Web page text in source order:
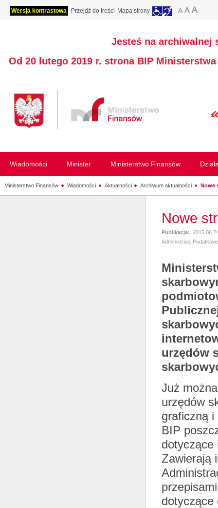
Wersja kontrastowa Przejdź do treści Mapa strony
Jesteś na archiwalnej
Od 20 lutego 2019 r. strona BIP
Wiadomości Minister Ministerstwo Finansów
Ministerstwo Finansów Wiadomości Aktualności Archiwum aktualności Nowe
Nowe
Publikacja:
Administracji
urzędów
Już
urzędów
graficzną i
BIP
dotyczące
Zawierają
dotyczące